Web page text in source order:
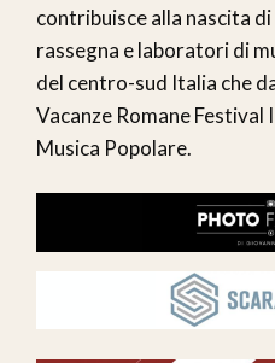
contribuisce alla nascita di
rassegna e laboratori di
del centro-sud Italia che
Vacanze Romane Festival
Musica Popolare.